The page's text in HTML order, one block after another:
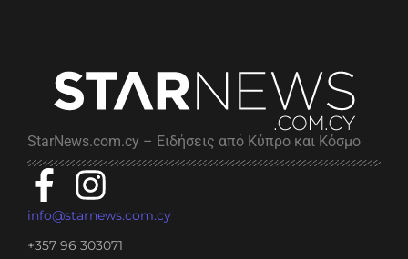
StarNews.com.cy – Ειδήσεις από Κύπρο και Κόσμο
info@starnews.com.cy
+357 96 303071